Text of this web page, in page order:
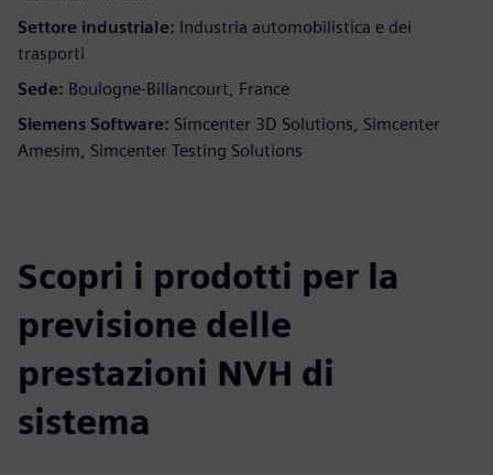
Settore industriale: Industria automobilistica e dei
trasporti
Sede: Boulogne-Billancourt, France
Siemens Software: Simcenter 3D Solutions, Simcenter
Amesim, Simcenter Testing Solutions
Scopri i prodotti per la
previsione delle
prestazioni NVH di
sistema